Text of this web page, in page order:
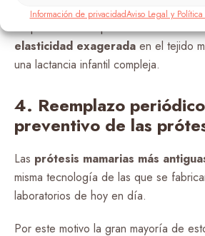
Información de privacidadAviso Legal y
Por lo tanto, cambiar las prótesis
de pecho es una posibilidad si se ha
elasticidad exagerada en el tejido
una lactancia infantil compleja.
4. Reemplazo
preventivo de las
Las prótesis mamarias más
misma tecnología de las que se
laboratorios de hoy en día.
Por este motivo la gran mayoría de